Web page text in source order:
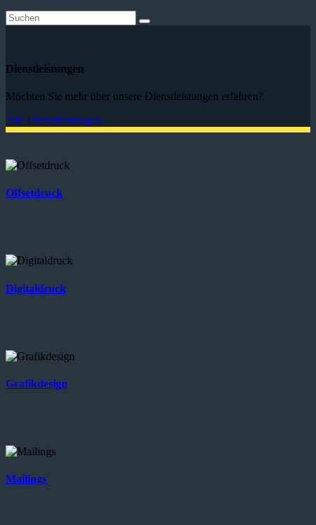
Dienstleistungen
Möchten Sie mehr über unsere Dienstleistungen erfahren?
Alle Dienstleistungen
Offsetdruck
Digitaldruck
Grafikdesign
Mailings